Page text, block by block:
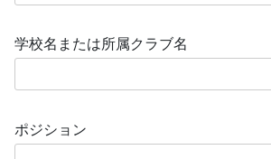
学校名または所属クラブ名
ポジション